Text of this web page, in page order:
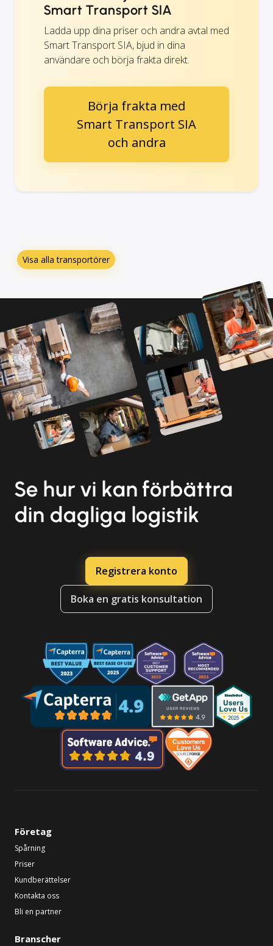
Smart Transport SIA
Ladda upp dina priser och andra avtal med
Smart Transport SIA, bjud in dina
användare och börja frakta direkt.
Börja frakta med
Smart Transport SIA
och andra
Visa alla transportörer
Se hur vi kan förbättra
din dagliga logistik
Registrera konto
Boka en gratis konsultation
Företag
Spårning
Priser
Kundberättelser
Kontakta oss
Bli en partner
Branscher